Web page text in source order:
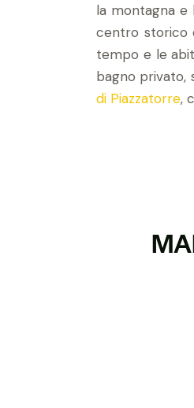
la montagna e
centro storico
tempo e le
bagno privato,
di Piazzatorre,